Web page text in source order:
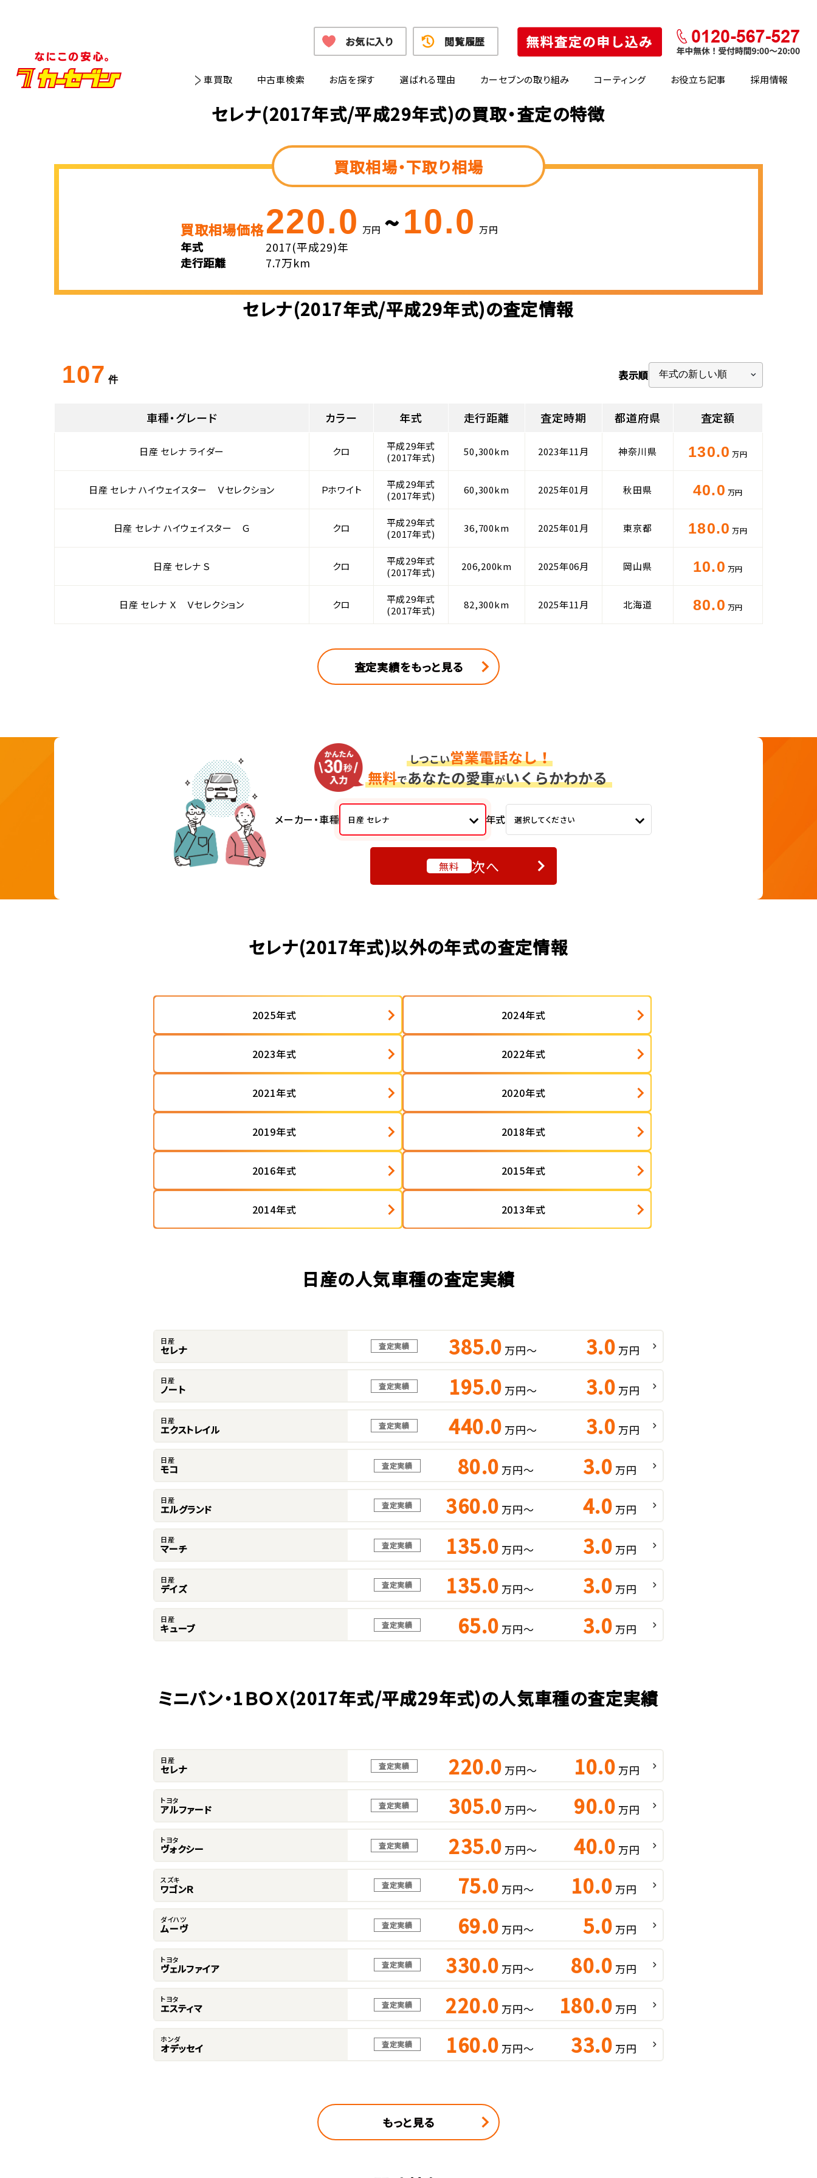
車買取 中古車検索 お店を探す 選ばれる理由 カーセブンの取り組み コーティング お役立ち記事 採用情報
お気に入り 閲覧履歴
セレナ(2017年式/平成29年式)の買取・査定の特徴
買取相場・下取り相場
買取相場価格220.0 万円 ~10.0 万円
年式
2017(平成29)年
走行距離
7.7万km
セレナ(2017年式/平成29年式)の査定情報
107 件 表示順
車種・グレード カラー 年式 走行距離 査定時期 都道府県 査定額
日産 セレナ ライダー クロ
平成29年式
(2017年式)
50,300km 2023年11月 神奈川県 130.0 万円
日産 セレナ ハイウェイスター Ｖセレクション Ｐホワイト
平成29年式
(2017年式)
60,300km 2025年01月 秋田県 40.0 万円
日産 セレナ ハイウェイスター Ｇ クロ
平成29年式
(2017年式)
36,700km 2025年01月 東京都 180.0 万円
日産 セレナ Ｓ クロ
平成29年式
(2017年式)
206,200km 2025年06月 岡山県 10.0 万円
日産 セレナ Ｘ Ｖセレクション クロ
平成29年式
(2017年式)
82,300km 2025年11月 北海道 80.0 万円
査定実績をもっと見る
メーカー・車種 日産 セレナ 年式 選択してください
無料 次へ
セレナ(2017年式)以外の年式の査定情報
2025年式 2024年式
2023年式 2022年式
2021年式 2020年式
2019年式 2018年式
2016年式 2015年式
2014年式 2013年式
日産の人気車種の査定実績
日産
セレナ 査定実績 385.0 万円～ 3.0 万円
日産
ノート 査定実績 195.0 万円～ 3.0 万円
日産
エクストレイル 査定実績 440.0 万円～ 3.0 万円
日産
モコ 査定実績 80.0 万円～ 3.0 万円
日産
エルグランド 査定実績 360.0 万円～ 4.0 万円
日産
マーチ 査定実績 135.0 万円～ 3.0 万円
日産
デイズ 査定実績 135.0 万円～ 3.0 万円
日産
キューブ 査定実績 65.0 万円～ 3.0 万円
ミニバン・1ＢＯＸ(2017年式/平成29年式)の人気車種の査定実績
日産
セレナ 査定実績 220.0 万円～ 10.0 万円
トヨタ
アルファード 査定実績 305.0 万円～ 90.0 万円
トヨタ
ヴォクシー 査定実績 235.0 万円～ 40.0 万円
スズキ
ワゴンＲ 査定実績 75.0 万円～ 10.0 万円
ダイハツ
ムーヴ 査定実績 69.0 万円～ 5.0 万円
トヨタ
ヴェルファイア 査定実績 330.0 万円～ 80.0 万円
トヨタ
エスティマ 査定実績 220.0 万円～ 180.0 万円
ホンダ
オデッセイ 査定実績 160.0 万円～ 33.0 万円
もっと見る